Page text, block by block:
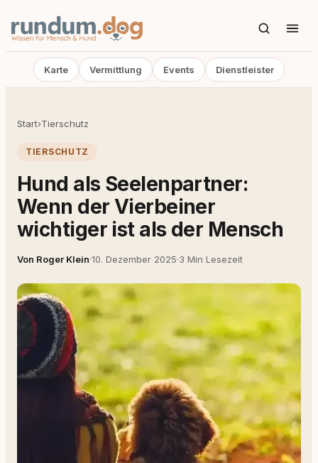
Karte Vermittlung Events Dienstleister
Start›Tierschutz
TIERSCHUTZ
Hund als Seelenpartner:
Wenn der Vierbeiner
wichtiger ist als der Mensch
Von Roger Klein·10. Dezember 2025·3 Min Lesezeit